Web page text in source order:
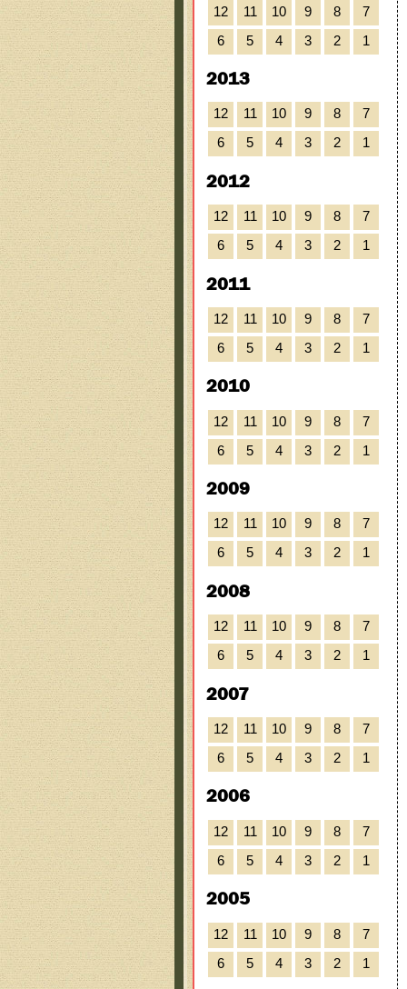
12 11 10 9 8
7
6
5 4 3 2 1
2013
12 11 10 9 8
7
6
5 4 3 2 1
2012
12 11 10 9 8
7
6
5 4 3 2 1
2011
12 11 10 9 8
7
6
5 4 3 2 1
2010
12 11 10 9 8
7
6
5 4 3 2 1
2009
12 11 10 9 8
7
6
5 4 3 2 1
2008
12 11 10 9 8
7
6
5 4 3 2 1
2007
12 11 10 9 8
7
6
5 4 3 2 1
2006
12 11 10 9 8
7
6
5 4 3 2 1
2005
12 11 10 9 8
7
6
5 4 3 2 1